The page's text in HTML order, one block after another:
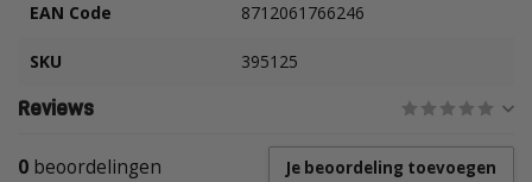
EAN Code 8712061766246
SKU 395125
Reviews
0 beoordelingen Je beoordeling toevoegen